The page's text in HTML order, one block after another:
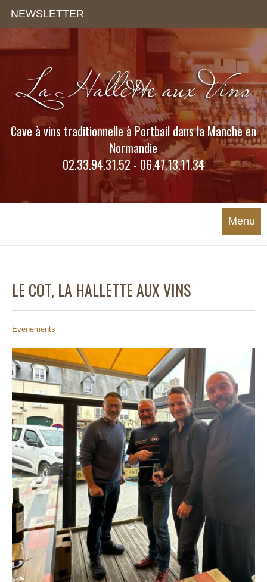
NEWSLETTER
Cave à vins traditionnelle à Portbail dans la Manche en
Normandie
02.33.94.31.52 - 06.47.13.11.34
Menu
LE COT, LA HALLETTE AUX VINS
Evenements
Panneau de gestion des cookies